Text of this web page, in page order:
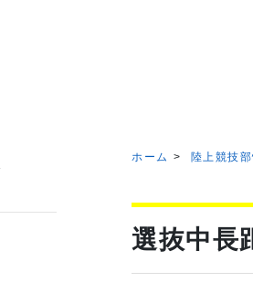
ホーム 陸上競技
選抜中長